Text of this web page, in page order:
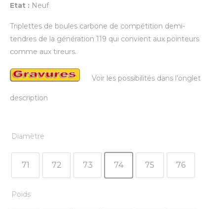
Etat : Neuf
Triplettes de boules carbone de compétition demi-
tendres de la génération 119 qui convient aux pointeurs
comme aux tireurs.
Voir les possibilités dans l’onglet
description
Diamètre
71 72 73 74 75 76
Poids